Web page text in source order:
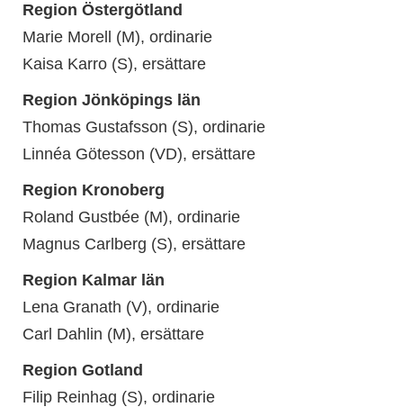
Region Östergötland
Marie Morell (M), ordinarie
Kaisa Karro (S), ersättare
Region Jönköpings län
Thomas Gustafsson (S), ordinarie
Linnéa Götesson (VD), ersättare
Region Kronoberg
Roland Gustbée (M), ordinarie
Magnus Carlberg (S), ersättare
Region Kalmar län
Lena Granath (V), ordinarie
Carl Dahlin (M), ersättare
Region Gotland
Filip Reinhag (S), ordinarie